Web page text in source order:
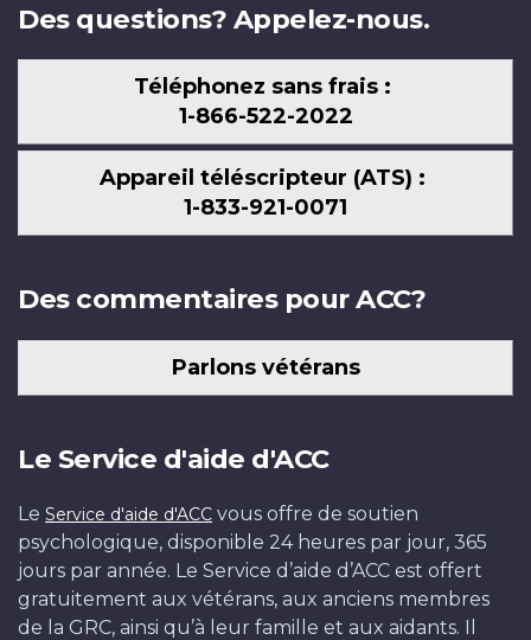
Des questions? Appelez-nous.
Téléphonez sans frais :
1-866-522-2022
Appareil téléscripteur (ATS) :
1-833-921-0071
Des commentaires pour ACC?
Parlons vétérans
Le Service d'aide d'ACC
Le Service d'aide d'ACC vous offre de soutien
psychologique, disponible 24 heures par jour, 365
jours par année. Le Service d’aide d’ACC est offert
gratuitement aux vétérans, aux anciens membres
de la GRC, ainsi qu’à leur famille et aux aidants. Il